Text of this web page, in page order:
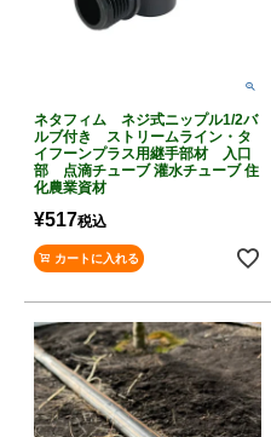
ネタフィム ネジ式ニップル1/2バ
ルブ付き ストリームライン・タ
イフーンプラス用継手部材 入口
部 点滴チューブ 灌水チューブ 住
化農業資材
¥517税込
カートに入れる